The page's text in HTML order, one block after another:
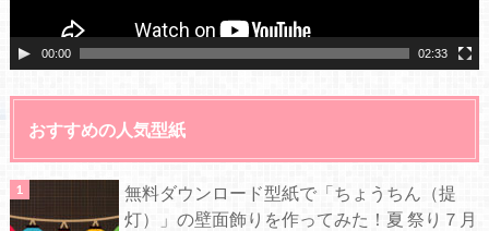
00:00 02:33
おすすめの人気型紙
無料ダウンロード型紙で「ちょうちん（提
灯）」の壁面飾りを作ってみた！夏 祭り７月